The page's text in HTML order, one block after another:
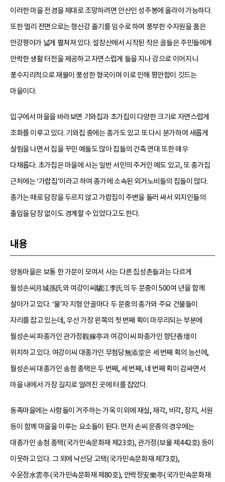
이러한 마을 전경을 제대로 조망하려면 안산인 성주봉에 올라야 가능하다.
또한 멀리 전면으로는 형산강 줄기를 임수로 하여 풍부한 수자원을 품은
안강평야가 넓게 펼쳐져 있다. 설창산에서 시작된 작은 골들은 주민들에게
안락한 생활 터전을 제공하고 자연스럽게 들을 지나 강으로 이어지니
풍수지리적으로 재물이 풍성한 형국이며 이로 인해 평안함이 깃드는
마을이다.
입구에서 마을을 바라보면 기와집과 초가집이 다양한 크기로 자연스럽게
조화를 이루고 있다. 기와집 중에는 종가도 있고 또 다시 분가하여 새롭게
살림을 나면서 집을 꾸민 예들도 많아 집들의 건축 연대 또한 매우
다채롭다. 초가집은 마을에 사는 일반 서민의 주거인 예도 있고, 또 종가집
근처에는 ‘가랍집’이라고 하여 종가에 소속된 외거노비들의 집들이 많다.
종가는 때로 담장을 두르지 않고 가랍집이 주변을 둘러 싸서 외지인들의
출입을 담장 없이도 경계할 수 있었다고도 한다.
내용
양동마을은 보통 한 가문이 모여서 사는 다른 집성촌들과는 다르게
월성손씨月城孫氏와 여강이씨驪江李氏의 두 문중이 500여 년을 함께
살아가고 있다. ‘물’자 지형 안골마다 두 문중의 종가와 주요 건물들이
자리를 잡고 있는데, 우선 가장 왼쪽의 첫 번째 획이 마무리되는 부분에
월성손씨 파종가인 관가정觀稼亭과 여강이씨 파종가인 향단香壇이
위치하고 있다. 여강이씨 대종가인 무첨당無添堂은 세 번째 획의 능선에,
월성손씨 대종가인 송첨 종택은 두 번째, 세 번째, 네 번째 획이 감싸면서
마을 내에서 가장 길지로 알려진 곳에 터를 잡았다.
동족마을에는 사람들이 거주하는 가옥 이외에 재실, 재각, 비각, 장지, 서원
등이 함께 마을을 이루는 요소들이 된다. 먼저 손씨 문중의 경우에는
대종가인 송첨 종택(국가민속문화재 제23호), 관가정(보물 제442호) 등이
이웃하고 있다. 그 외에 낙선당 고택(국가민속문화재 제73호),
수운정水雲亭(국가민속문화재 제80호), 안락정安樂亭(국가민속문화재